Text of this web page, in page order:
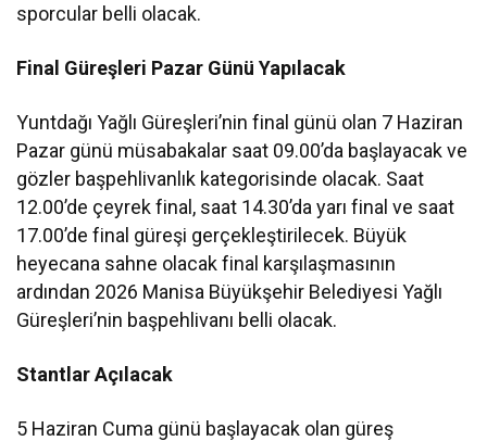
sporcular belli olacak.
Final Güreşleri Pazar Günü Yapılacak
Yuntdağı Yağlı Güreşleri’nin final günü olan 7 Haziran
Pazar günü müsabakalar saat 09.00’da başlayacak ve
gözler başpehlivanlık kategorisinde olacak. Saat
12.00’de çeyrek final, saat 14.30’da yarı final ve saat
17.00’de final güreşi gerçekleştirilecek. Büyük
heyecana sahne olacak final karşılaşmasının
ardından 2026 Manisa Büyükşehir Belediyesi Yağlı
Güreşleri’nin başpehlivanı belli olacak.
Stantlar Açılacak
5 Haziran Cuma günü başlayacak olan güreş